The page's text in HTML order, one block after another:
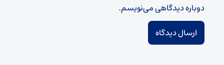
دوباره دیدگاهی می‌نویسم.